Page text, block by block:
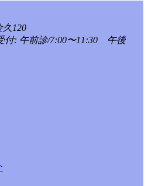
120
付: 午前診/7:00〜11:30 午後